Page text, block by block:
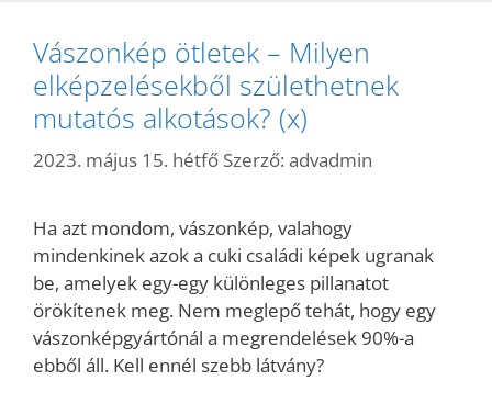
Vászonkép ötletek – Milyen
elképzelésekből születhetnek
mutatós alkotások? (x)
2023. május 15. hétfő Szerző: advadmin
Ha azt mondom, vászonkép, valahogy
mindenkinek azok a cuki családi képek ugranak
be, amelyek egy-egy különleges pillanatot
örökítenek meg. Nem meglepő tehát, hogy egy
vászonképgyártónál a megrendelések 90%-a
ebből áll. Kell ennél szebb látvány?